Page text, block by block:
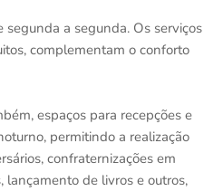
a segunda. Os serviços
complementam o conforto
espaços para recepções e
permitindo a realização
confraternizações em
lançamento de livros e outros,